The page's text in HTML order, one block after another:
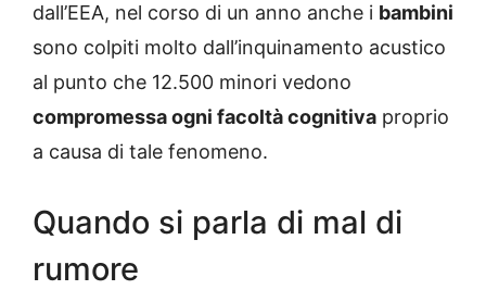
dall’EEA, nel corso di un anno anche i bambini
sono colpiti molto dall’inquinamento acustico
al punto che 12.500 minori vedono
compromessa ogni facoltà cognitiva proprio
a causa di tale fenomeno.
Quando si parla di mal di
rumore